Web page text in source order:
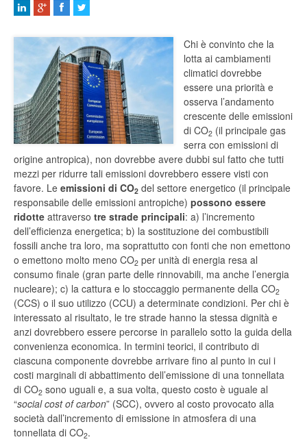
Chi è convinto che la
lotta ai cambiamenti
climatici dovrebbe
essere una priorità e
osserva l’andamento
crescente delle emissioni
di CO2(il principale gas
serra con emissioni di
origine antropica), non dovrebbe avere dubbi sul fatto che tutti
mezzi per ridurre tali emissioni dovrebbero essere visti con
favore. Le emissioni di CO2 del settore energetico (il principale
responsabile delle emissioni antropiche) possono essere
ridotte attraverso tre strade principali: a) l’incremento
dell’efficienza energetica; b) la sostituzione dei combustibili
fossili anche tra loro, ma soprattutto con fonti che non emettono
o emettono molto meno CO2 per unità di energia resa al
consumo finale (gran parte delle rinnovabili, ma anche l’energia
nucleare); c) la cattura e lo stoccaggio permanente della CO2
(CCS) o il suo utilizzo (CCU) a determinate condizioni. Per chi è
interessato al risultato, le tre strade hanno la stessa dignità e
anzi dovrebbero essere percorse in parallelo sotto la guida della
convenienza economica. In termini teorici, il contributo di
ciascuna componente dovrebbe arrivare fino al punto in cui i
costi marginali di abbattimento dell’emissione di una tonnellata
di CO2 sono uguali e, a sua volta, questo costo è uguale al
“social cost of carbon” (SCC), ovvero al costo provocato alla
società dall’incremento di emissione in atmosfera di una
tonnellata di CO2.